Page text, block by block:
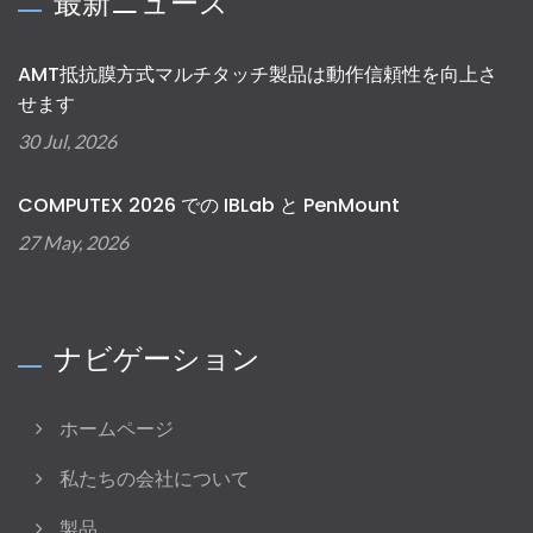
AMT抵抗膜方式マルチタッチ製品は動作信頼性を向上さ
せます
30 Jul, 2026
COMPUTEX 2026 での IBLab と PenMount
27 May, 2026
ナビゲーション
ホームページ
私たちの会社について
製品